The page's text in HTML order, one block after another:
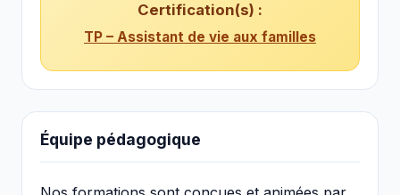
Certification(s) :
TP – Assistant de vie aux familles
Équipe pédagogique